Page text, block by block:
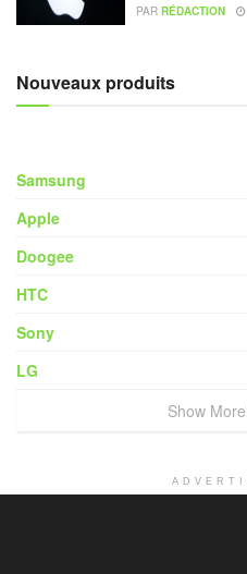
PAR RÉDACTION
Nouveaux produits
Samsung
Apple
Doogee
HTC
Sony
LG
Show